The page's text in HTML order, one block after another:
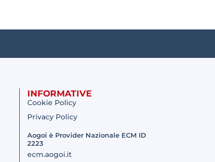
INFORMATIVE
Cookie Policy
Privacy Policy
Aogoi è Provider Nazionale ECM ID
2223
ecm.aogoi.it